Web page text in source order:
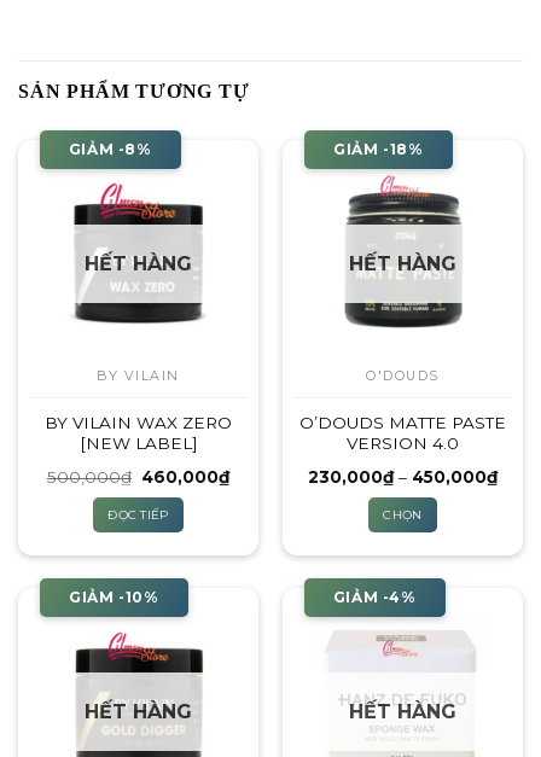
SẢN PHẨM TƯƠNG TỰ
GIẢM -8%
HẾT HÀNG
BY VILAIN
BY VILAIN WAX ZERO
[NEW LABEL]
500,000₫ Giá
là:
500,000₫.
460,000₫Giá
hiện
ĐỌC TIẾP
GIẢM -18%
HẾT HÀNG
O'DOUDS
O’DOUDS MATTE PASTE
VERSION 4.0
230,000₫ – 450,000₫
giá:
CHỌN
này
có
nhiều
thể.
Các
GIẢM -10%
HẾT HÀNG
GIẢM -4%
HẾT HÀNG